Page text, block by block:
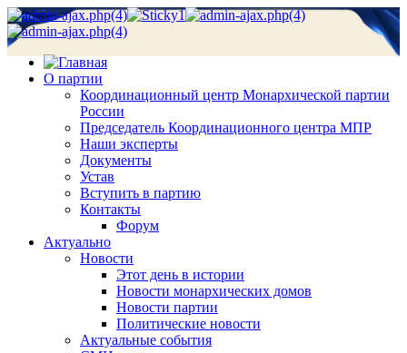
О партии
Координационный центр Монархической партии
России
Председатель Координационного центра МПР
Наши эксперты
Документы
Устав
Вступить в партию
Контакты
Форум
Актуально
Новости
Этот день в истории
Новости монархических домов
Новости партии
Политические новости
Актуальные события